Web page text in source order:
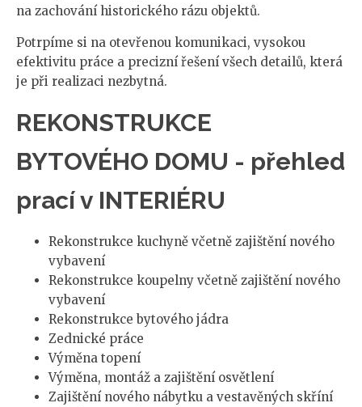
na zachování historického rázu objektů.
Potrpíme si na otevřenou komunikaci, vysokou
efektivitu práce a precizní řešení všech detailů, která
je při realizaci nezbytná.
REKONSTRUKCE
BYTOVÉHO DOMU - přehled
prací v INTERIÉRU
Rekonstrukce kuchyně včetně zajištění nového
vybavení
Rekonstrukce koupelny včetně zajištění nového
vybavení
Rekonstrukce bytového jádra
Zednické práce
Výměna topení
Výměna, montáž a zajištění osvětlení
Zajištění nového nábytku a vestavěných skříní